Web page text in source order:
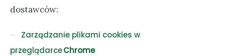
dostawców:
Zarządzanie plikami cookies w
przeglądarceChrome